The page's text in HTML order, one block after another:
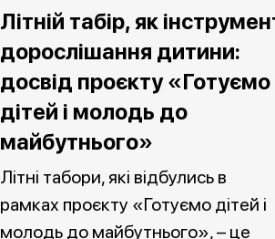
Літній табір, як
дорослішання дитини:
досвід проєкту «Готуємо
дітей і молодь до
майбутнього»
Літні табори, які відбулись в
рамках проєкту «Готуємо дітей і
молодь до майбутнього», – це